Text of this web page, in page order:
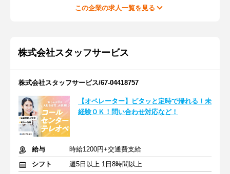
この企業の求人一覧を見る
株式会社スタッフサービス
株式会社スタッフサービス/67-04418757
【オペレーター】ピタッと定時で帰れる！未
経験ＯＫ！問い合わせ対応など！
給与
時給1200円+交通費支給
シフト
週5日以上 1日8時間以上